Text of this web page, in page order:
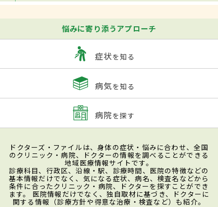
悩みに寄り添うアプローチ
症状を知る
病気を知る
病院を探す
ドクターズ・ファイルは、身体の症状・悩みに合わせ、全国
のクリニック・病院、ドクターの情報を調べることができる
地域医療情報サイトです。
診療科目、行政区、沿線・駅、診療時間、医院の特徴などの
基本情報だけでなく、気になる症状、病名、検査名などから
条件に合ったクリニック・病院、ドクターを探すことができ
ます。 医院情報だけでなく、独自取材に基づき、ドクターに
関する情報（診療方針や得意な治療・検査など）も紹介。